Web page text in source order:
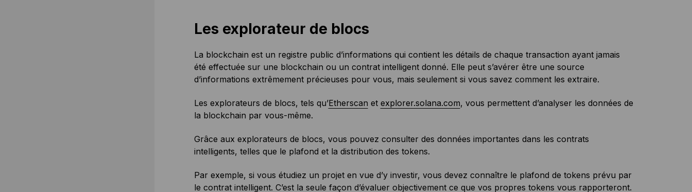
Les explorateur de blocs
La blockchain est un registre public d’informations qui contient les détails de chaque transaction ayant jamais
été effectuée sur une blockchain ou un contrat intelligent donné. Elle peut s’avérer être une source
d’informations extrêmement précieuses pour vous, mais seulement si vous savez comment les extraire.
Les explorateurs de blocs, tels qu’Etherscan et explorer.solana.com, vous permettent d’analyser les données de
la blockchain par vous-même.
Grâce aux explorateurs de blocs, vous pouvez consulter des données importantes dans les contrats
intelligents, telles que le plafond et la distribution des tokens.
Par exemple, si vous étudiez un projet en vue d’y investir, vous devez connaître le plafond de tokens prévu par
le contrat intelligent. C’est la seule façon d’évaluer objectivement ce que vos propres tokens vous rapporteront.